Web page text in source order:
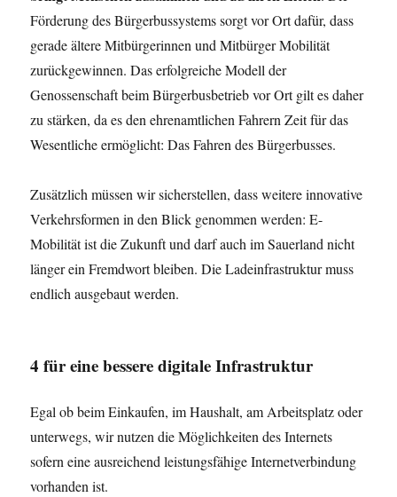
Förderung des Bürgerbussystems sorgt vor Ort dafür, dass
gerade ältere Mitbürgerinnen und Mitbürger Mobilität
zurückgewinnen. Das erfolgreiche Modell der
Genossenschaft beim Bürgerbusbetrieb vor Ort gilt es daher
zu stärken, da es den ehrenamtlichen Fahrern Zeit für das
Wesentliche ermöglicht: Das Fahren des Bürgerbusses.
Zusätzlich müssen wir sicherstellen, dass weitere innovative
Verkehrsformen in den Blick genommen werden: E-
Mobilität ist die Zukunft und darf auch im Sauerland nicht
länger ein Fremdwort bleiben. Die Ladeinfrastruktur muss
endlich ausgebaut werden.
4 für eine bessere digitale Infrastruktur
Egal ob beim Einkaufen, im Haushalt, am Arbeitsplatz oder
unterwegs, wir nutzen die Möglichkeiten des Internets
sofern eine ausreichend leistungsfähige Internetverbindung
vorhanden ist.